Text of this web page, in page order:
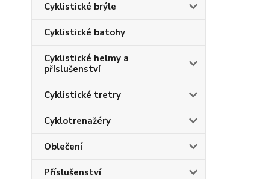
Cyklistické brýle
Cyklistické batohy
Cyklistické helmy a
příslušenství
Cyklistické tretry
Cyklotrenažéry
Oblečení
Příslušenství